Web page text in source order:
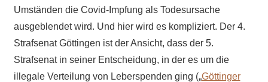
Umständen die Covid-Impfung als Todesursache
ausgeblendet wird. Und hier wird es kompliziert. Der 4.
Strafsenat Göttingen ist der Ansicht, dass der 5.
Strafsenat in seiner Entscheidung, in der es um die
illegale Verteilung von Leberspenden ging („Göttinger